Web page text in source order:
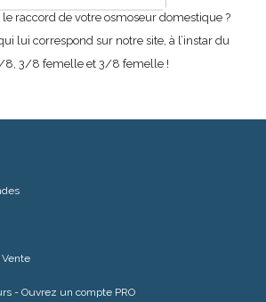
raccord de votre osmoseur domestique ?
lui correspond sur notre site, à l’instar du
8, 3/8 femelle et 3/8 femelle !
- Ouvrez un compte PRO